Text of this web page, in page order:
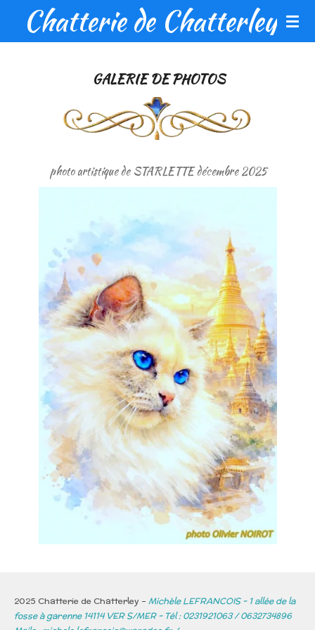
Passer
contenu
Chatterie de Chatterley
GALERIE DE PHOTOS
photo artistique de STARLETTE décembre 2025
2025 Chatterie de Chatterley - Michèle LEFRANCOIS - 1 allée de la
fosse à garenne 14114 VER S/MER - Tél : 0231921063 / 0632734896